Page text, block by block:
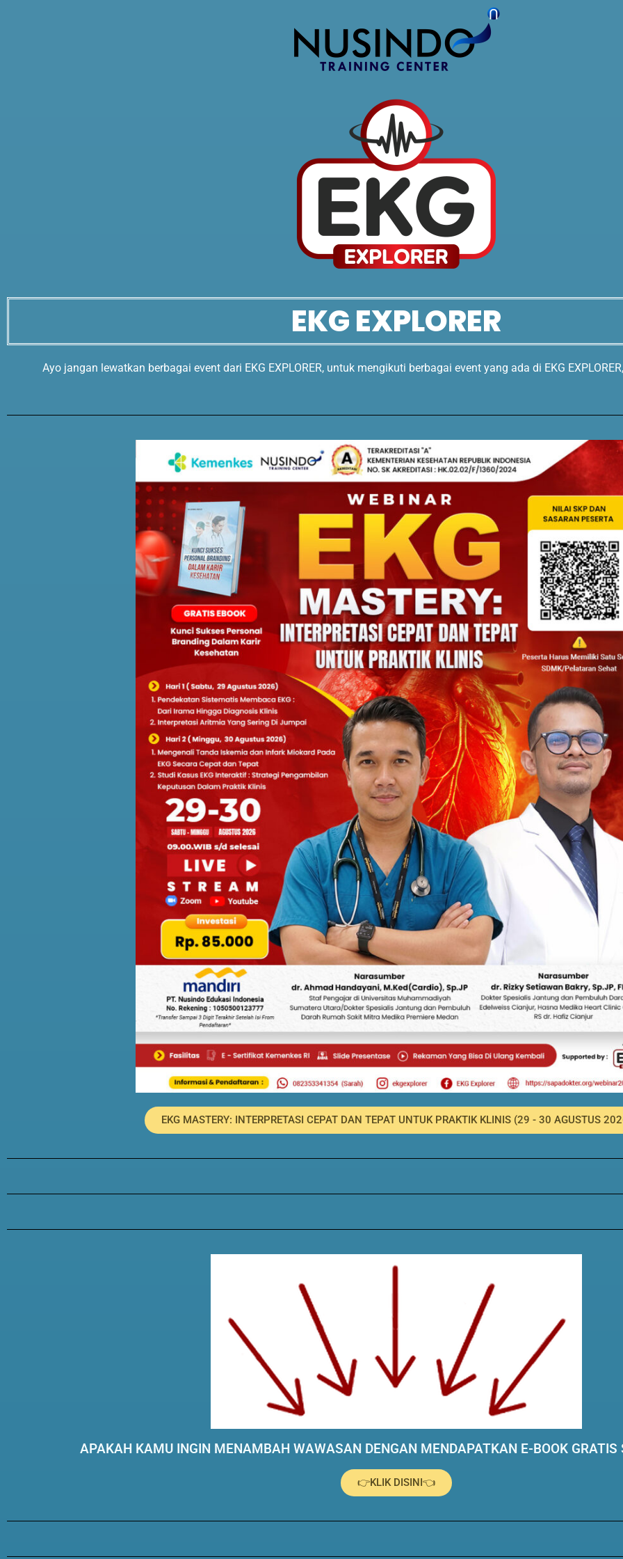
EKG EXPLORER
Ayo jangan lewatkan berbagai event dari EKG EXPLORER, untuk mengikuti berbagai event yang ada di EKG
EKG MASTERY: INTERPRETASI CEPAT DAN TEPAT UNTUK PRAKTIK KLINIS (29 - 30 AGUSTUS
APAKAH KAMU INGIN MENAMBAH WAWASAN DENGAN MENDAPATKAN E-BOOK GRATIS
👉KLIK DISINI👈